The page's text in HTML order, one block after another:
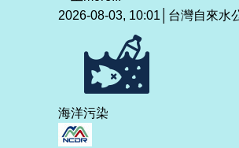
2026-08-03, 10:01│台灣自來水
海洋污染